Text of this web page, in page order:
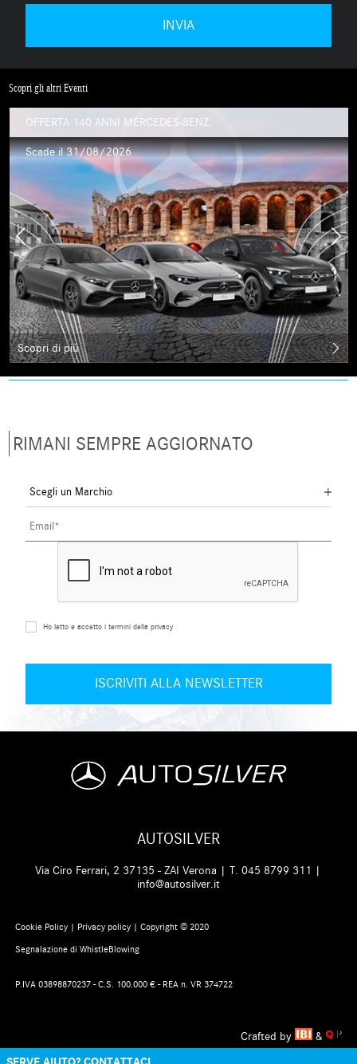
Scopri gli altri Eventi
OFFERTA 140 ANNI MERCEDES-BENZ.
Scade il 31/08/2026
Scopri di più
RIMANI SEMPRE AGGIORNATO
Ho letto e accetto i termini della privacy
AUTOSILVER
Via Ciro Ferrari, 2 37135 - ZAI Verona | T.045 8799 311 |
info@autosilver.it
Cookie Policy | Privacy policy| Copyright © 2020
Segnalazione di WhistleBlowing
P.IVA 03898870237 - C.S. 100.000 € - REA n. VR 374722
Crafted by &